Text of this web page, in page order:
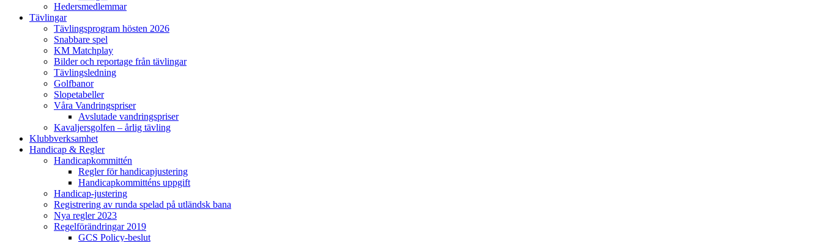
Hedersmedlemmar
Tävlingar
Tävlingsprogram hösten 2026
Snabbare spel
KM Matchplay
Bilder och reportage från tävlingar
Tävlingsledning
Golfbanor
Slopetabeller
Våra Vandringspriser
Avslutade vandringspriser
Kavaljersgolfen – årlig tävling
Klubbverksamhet
Handicap & Regler
Handicapkommittén
Regler för handicapjustering
Handicapkommitténs uppgift
Handicap-justering
Registrering av runda spelad på utländsk bana
Nya regler 2023
Regelförändringar 2019
GCS Policy-beslut